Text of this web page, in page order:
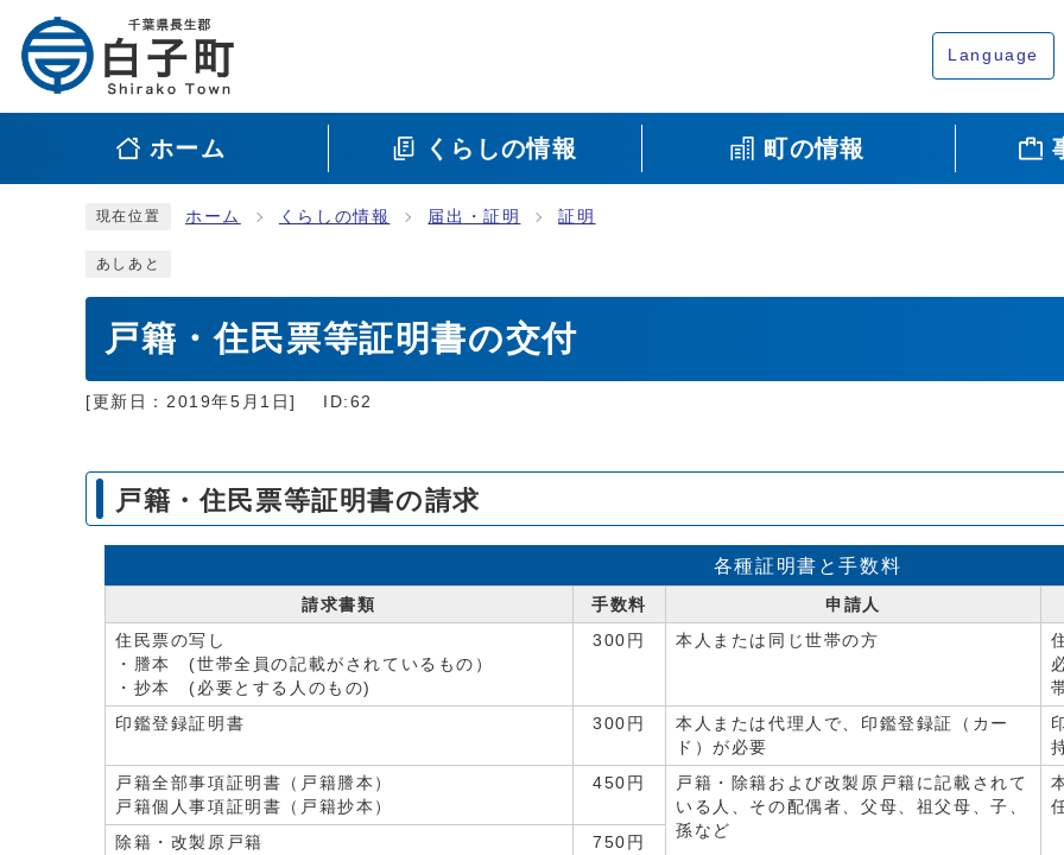
Language
ホーム くらしの情報 町の情報
現在位置 ホーム くらしの情報 届出・証明 証明
あしあと
戸籍・住民票等証明書の交付
[更新日： 2019年5月1日] ID:62
戸籍・住民票等証明書の請求
各種証明書と手数料
請求書類 手数料 申請人
住民票の写し
・謄本 (世帯全員の記載がされているもの）
・抄本 (必要とする人のもの)
300円 本人または同じ世帯の方
印鑑登録証明書
300円
本人または代理人で、印鑑登録証（カー
ド）が必要
戸籍全部事項証明書（戸籍謄本）
戸籍個人事項証明書（戸籍抄本）
450円
戸籍・除籍および改製原戸籍に記載されて
いる人、その配偶者、父母、祖父母、子、
孫など
除籍・改製原戸籍
750円